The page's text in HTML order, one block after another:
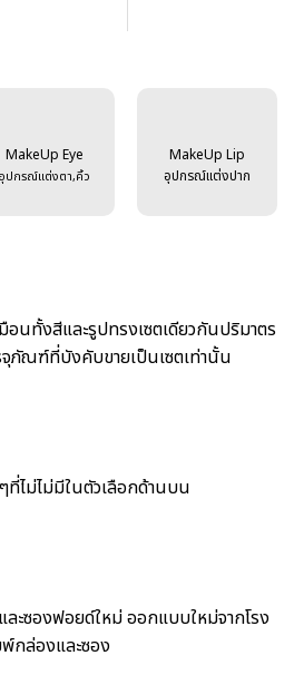
MakeUp Eye
อุปกรณ์แต่งตา,คิ้ว
MakeUp Lip
อุปกรณ์แต่งปาก
นทั้งสีและรูปทรงเซตเดียวกันปริมาตร
จุภัณฑ์ที่บังคับขายเป็นเซตเท่านั้น
ไม่ไม่มีในตัวเลือกด้านบน
ะซองฟอยด์ใหม่ ออกแบบใหม่จากโรง
กล่องและซอง